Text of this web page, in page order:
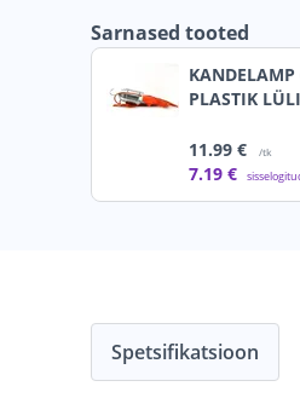
Sarnased tooted
PLASTIK
11.99 € /tk
7.19 €
Spetsifikatsioon